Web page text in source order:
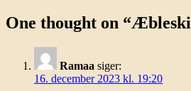
One thought on “
Ramaa siger:
16. december 2023 kl. 19:20